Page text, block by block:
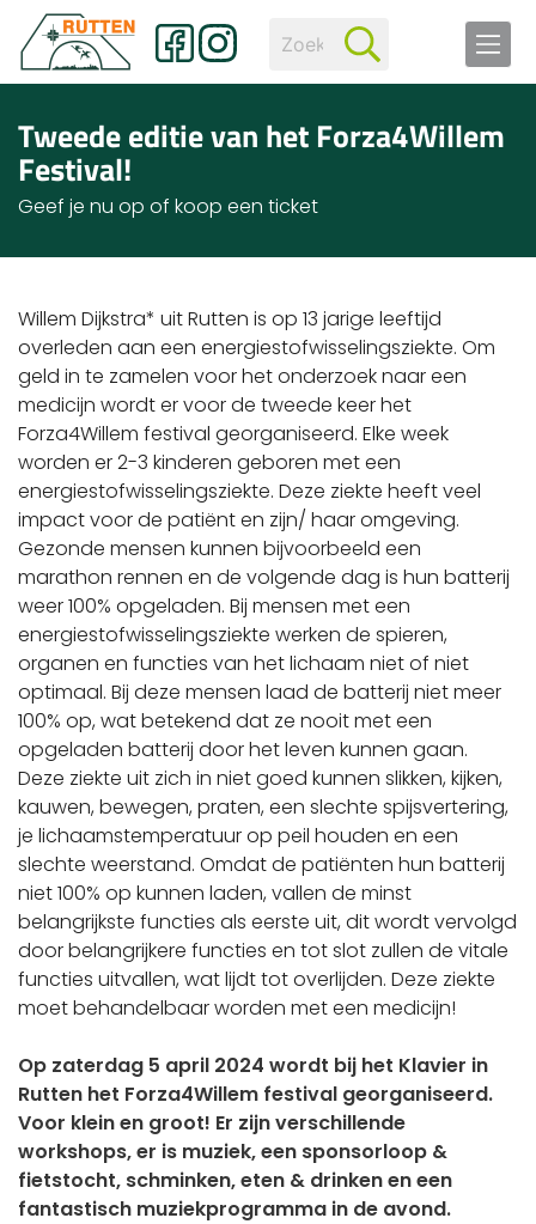
Tweede editie van het Forza4Willem
Festival!
Geef je nu op of koop een ticket
Willem Dijkstra* uit Rutten is op 13 jarige leeftijd
overleden aan een energiestofwisselingsziekte. Om
geld in te zamelen voor het onderzoek naar een
medicijn wordt er voor de tweede keer het
Forza4Willem festival georganiseerd. Elke week
worden er 2-3 kinderen geboren met een
energiestofwisselingsziekte. Deze ziekte heeft veel
impact voor de patiënt en zijn/ haar omgeving.
Gezonde mensen kunnen bijvoorbeeld een
marathon rennen en de volgende dag is hun batterij
weer 100% opgeladen. Bij mensen met een
energiestofwisselingsziekte werken de spieren,
organen en functies van het lichaam niet of niet
optimaal. Bij deze mensen laad de batterij niet meer
100% op, wat betekend dat ze nooit met een
opgeladen batterij door het leven kunnen gaan.
Deze ziekte uit zich in niet goed kunnen slikken, kijken,
kauwen, bewegen, praten, een slechte spijsvertering,
je lichaamstemperatuur op peil houden en een
slechte weerstand. Omdat de patiënten hun batterij
niet 100% op kunnen laden, vallen de minst
belangrijkste functies als eerste uit, dit wordt vervolgd
door belangrijkere functies en tot slot zullen de vitale
functies uitvallen, wat lijdt tot overlijden. Deze ziekte
moet behandelbaar worden met een medicijn!
Op zaterdag 5 april 2024 wordt bij het Klavier in
Rutten het Forza4Willem festival georganiseerd.
Voor klein en groot! Er zijn verschillende
workshops, er is muziek, een sponsorloop &
fietstocht, schminken, eten & drinken en een
fantastisch muziekprogramma in de avond.